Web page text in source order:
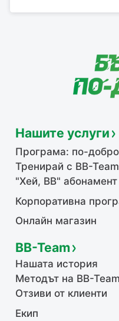
Нашите услуги
Програма: по-
Тренирай с BB-Team
"Хей, ВВ" абонамент
Корпоративна
Онлайн магазин
BB-Team
Нашата история
Методът на BB-Team
Отзиви от клиенти
Екип